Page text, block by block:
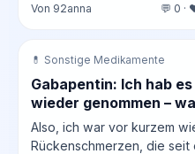
Von 92anna 💬 0 ·
💊 Sonstige Medikamente
Gabapentin: Ich hab
wieder genommen –
Also, ich war vor kurzem
Rückenschmerzen, die seit